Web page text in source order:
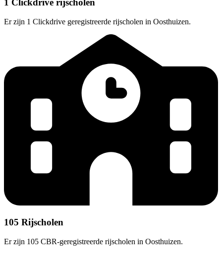
1 Clickdrive rijscholen
Er zijn 1 Clickdrive geregistreerde rijscholen in Oosthuizen.
105 Rijscholen
Er zijn 105 CBR-geregistreerde rijscholen in Oosthuizen.